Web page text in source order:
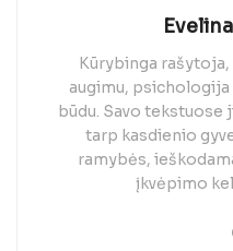
Kūrybinga
augimu,
būdu. Savo tekstuose
tarp kasdienio
ramybės,
įkvėpimo